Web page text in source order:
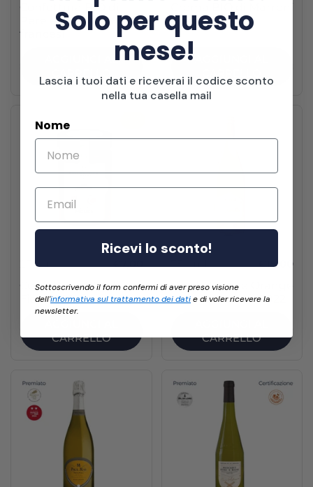
Confettura BIO di
Pere e Noci 100%
francesi
AGGIUNGI AL
100% francesi
230 g
€7,00
Confettura BIO di
Fichi 100% francesi
CARRELLO
750 ml
€15,00
Vin de France Orange
- Les Jamelles - 2022
CARRELLO
Solo per questo
mese!
Lascia i tuoi dati e riceverai il codice sconto
nella tua casella mail
Nome
Email
Ricevi lo sconto!
Sottoscrivendo il form confermi di aver preso visione
dell'informativa sul trattamento dei datie di voler ricevere la
newsletter.